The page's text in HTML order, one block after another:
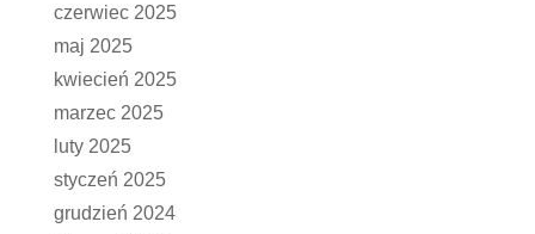
czerwiec 2025
maj 2025
kwiecień 2025
marzec 2025
luty 2025
styczeń 2025
grudzień 2024